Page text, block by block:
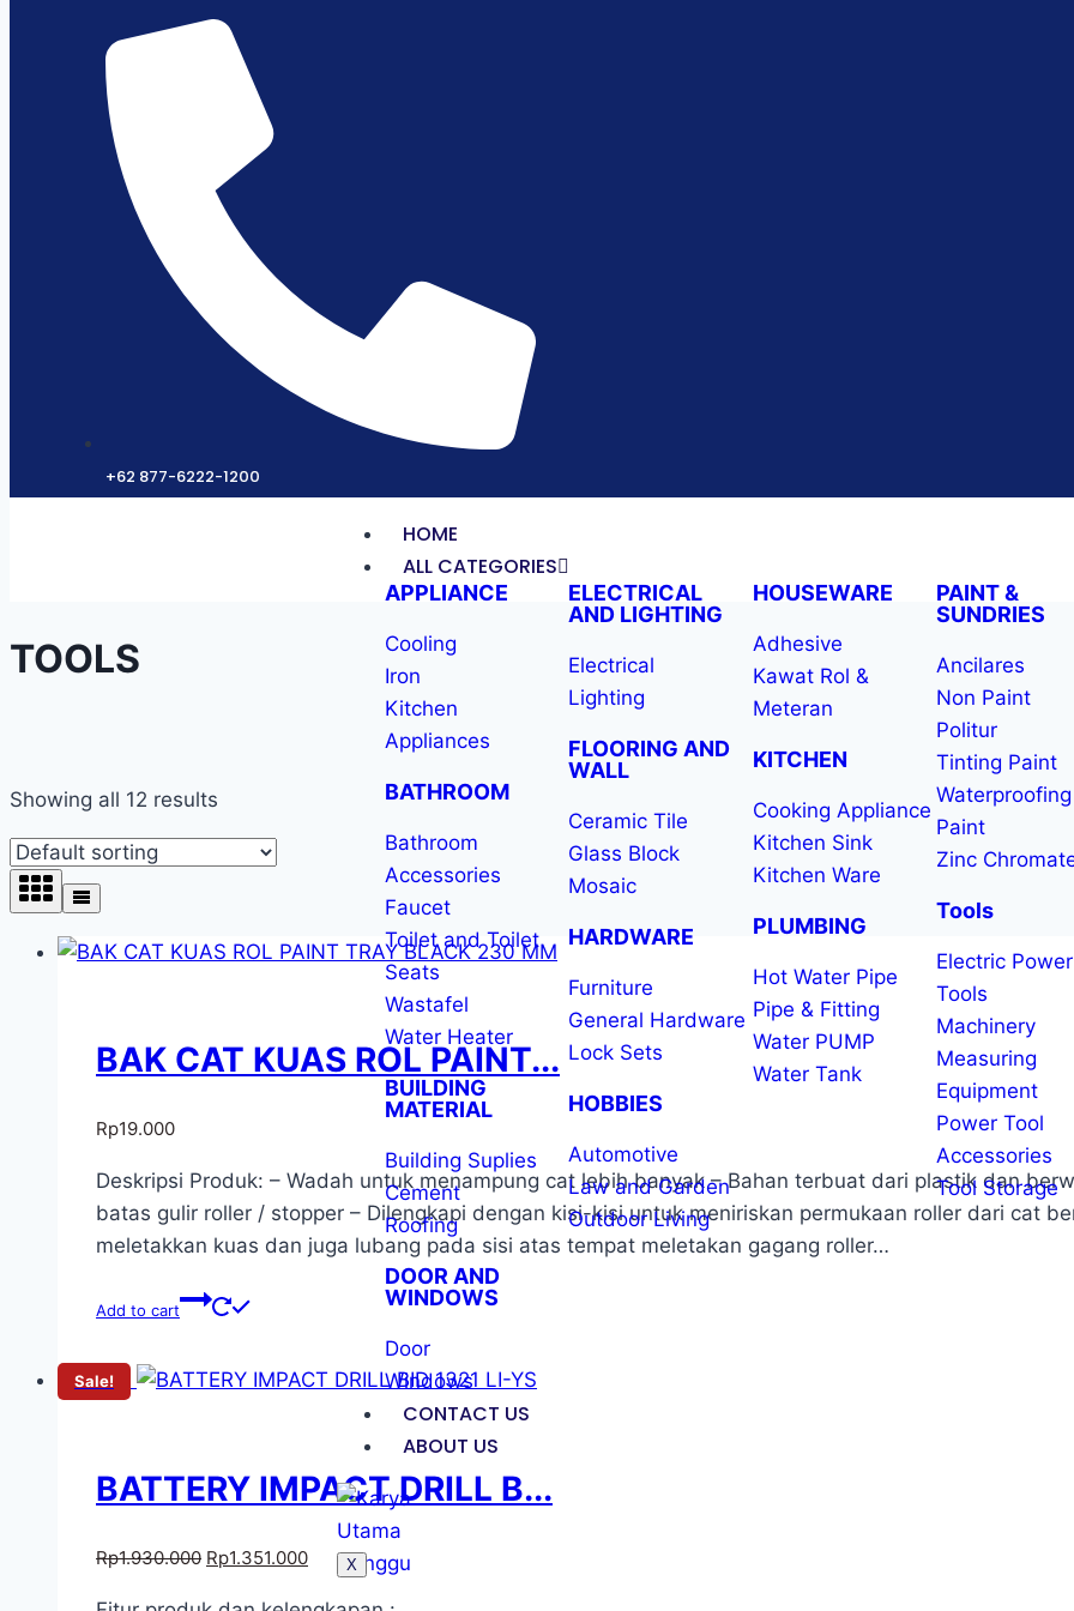
+62 877-6222-1200
HOME
ALL CATEGORIES
APPLIANCE
Cooling
Iron
Kitchen
Appliances
BATHROOM
Bathroom
Accessories
Faucet
Toilet and Toilet
Seats
Wastafel
Water Heater
BUILDING
MATERIAL
Building Suplies
Cement
Roofing
DOOR AND
WINDOWS
Door
Windows
ELECTRICAL
AND LIGHTING
Electrical
Lighting
FLOORING AND
WALL
Ceramic Tile
Glass Block
Mosaic
HARDWARE
Furniture
General Hardware
Lock Sets
HOBBIES
Automotive
Law and Garden
Outdoor Living
HOUSEWARE
Adhesive
Kawat Rol &
Meteran
KITCHEN
Cooking Appliance
Kitchen Sink
Kitchen Ware
PLUMBING
Hot Water Pipe
Pipe & Fitting
Water PUMP
Water Tank
PAINT &
SUNDRIES
Ancilares
Non Paint
Politur
Tinting Paint
Waterproofing
Paint
Zinc
Tools
Electric Power
Tools
Machinery
Measuring
Equipment
Power Tool
Accessories
Tool Storage
CONTACT US
ABOUT US
X
TOOLS
Showing all 12 results
BAK CAT KUAS ROL PAINT...
Rp19.000
Deskripsi Produk: – Wadah untuk menampung cat lebih banyak – Bahan terbuat dari plastik dan
batas gulir roller / stopper – Dilengkapi dengan kisi-kisi untuk meniriskan permukaan roller dari cat
meletakkan kuas dan juga lubang pada sisi atas tempat meletakan gagang roller…
Add to cart
Sale!
BATTERY IMPACT DRILL B...
Rp1.930.000 Rp1.351.000